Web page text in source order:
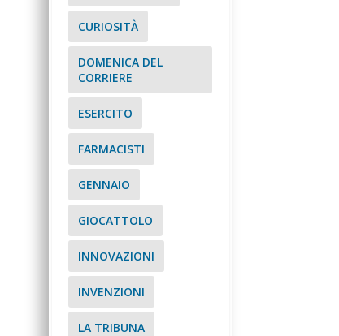
CURIOSITÀ
DOMENICA DEL
CORRIERE
ESERCITO
FARMACISTI
GENNAIO
GIOCATTOLO
INNOVAZIONI
INVENZIONI
LA TRIBUNA